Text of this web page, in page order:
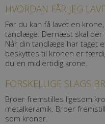
HVORDAN FÅR JEG
Før du kan få lavet en
tandlæge. Dernæst skal der
Når din tandlæge har taget
beskyttes til kronen er
du en midlertidig krone.
FORSKELLIGE SLAGS
Broer fremstilles ligesom
metalkeramik. Broer
som kroner.